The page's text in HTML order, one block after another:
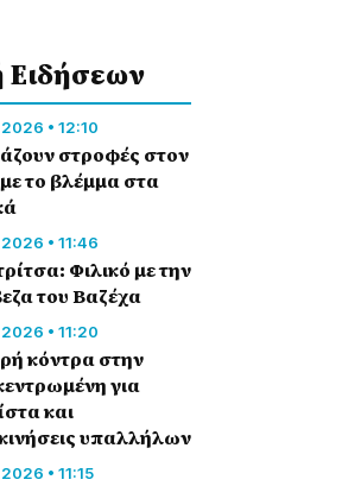
Eιδήσεων
• 12:10
στροφές στον
το βλέμμα στα
• 11:46
Φιλικό με την
του Βαζέχα
• 11:20
κόντρα στην
για
και
υπαλλήλων
• 11:15